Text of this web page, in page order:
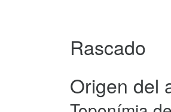
Rascado
Origen del